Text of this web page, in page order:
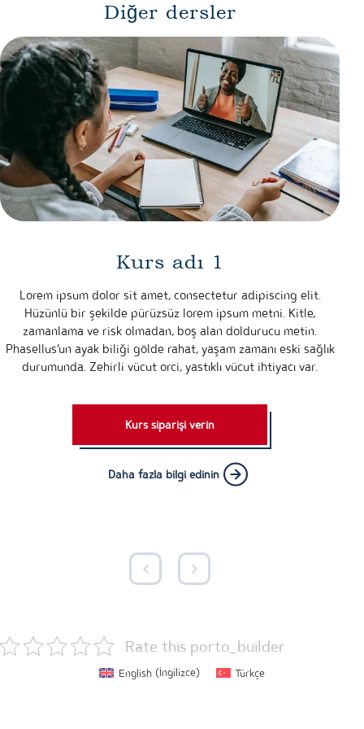
Diğer dersler
Kurs adı 1
Lorem ipsum dolor sit amet, consectetur adipiscing elit.
Hüzünlü bir şekilde pürüzsüz lorem ipsum metni. Kitle,
zamanlama ve risk olmadan, boş alan doldurucu metin.
Phasellus’un ayak biliği gölde rahat, yaşam zamanı eski sağlık
durumunda. Zehirli vücut orci, yastıklı vücut ihtiyacı var.
Kurs siparişi verin
Daha fazla bilgi edinin
Rate this porto_builder
English(İngilizce) Türkçe